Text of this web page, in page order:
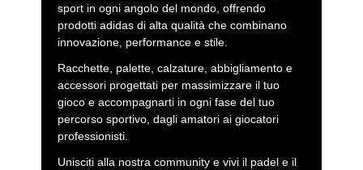
sport in ogni angolo del mondo, offrendo
prodotti adidas di alta qualità che combinano
innovazione, performance e stile.
Racchette, palette, calzature, abbigliamento e
accessori progettati per massimizzare il tuo
gioco e accompagnarti in ogni fase del tuo
percorso sportivo, dagli amatori ai giocatori
professionisti.
Unisciti alla nostra community e vivi il padel e il